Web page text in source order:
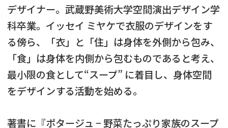
デザイナー。武蔵野美術大学空間演出デザイン学
科卒業。イッセイ ミヤケで衣服のデザインをす
る傍ら、「衣」と「住」は身体を外側から包み、
「食」は身体を内側から包むものであると考え、
最小限の食として“スープ” に着目し、身体空間
をデザインする活動を始める。
著書に『ポタージュ − 野菜たっぷり家族のスープ